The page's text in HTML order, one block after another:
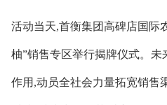
活动当天,首衡集团高碑店国际
柚”销售专区举行揭牌仪式。
作用,动员全社会力量拓宽销售